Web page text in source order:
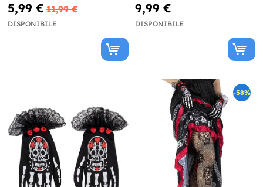
5,99 € 11,99 €
DISPONIBILE
9,99 €
DISPONIBILE
-58%